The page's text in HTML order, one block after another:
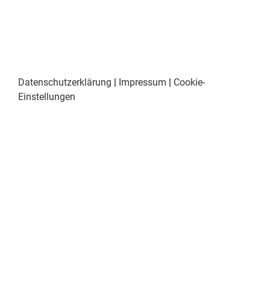
Datenschutzerklärung | Impressum | Cookie-
Einstellungen